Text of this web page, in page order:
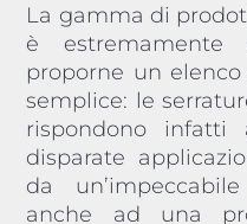
La gamma di
è
proporne un
semplice: le
rispondono infatti
disparate
da
anche ad una